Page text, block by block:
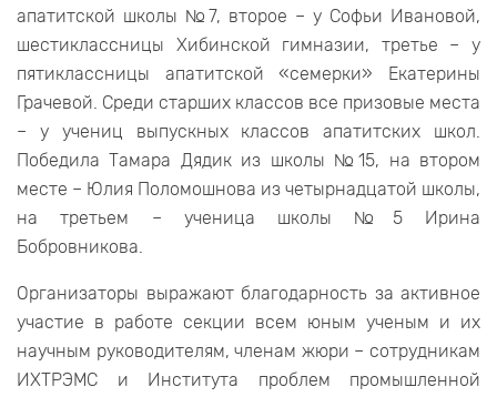
апатитской школы №7, второе – у Софьи Ивановой,
шестиклассницы Хибинской гимназии, третье – у
пятиклассницы апатитской «семерки» Екатерины
Грачевой. Среди старших классов все призовые места
– у учениц выпускных классов апатитских школ.
Победила Тамара Дядик из школы №15, на втором
месте – Юлия Поломошнова из четырнадцатой школы,
на третьем – ученица школы №5 Ирина
Бобровникова.
Организаторы выражают благодарность за активное
участие в работе секции всем юным ученым и их
научным руководителям, членам жюри – сотрудникам
ИХТРЭМС и Института проблем промышленной